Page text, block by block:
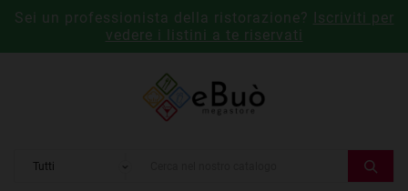
Sei un professionista della ristorazione? Iscriviti per
vedere i listini a te riservati